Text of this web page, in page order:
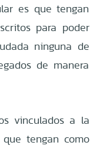
es que tengan
para poder
ninguna de
de manera
vinculados a la
tengan como